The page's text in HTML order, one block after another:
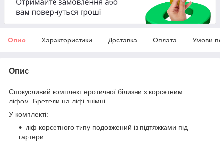
Опис Характеристики Доставка Оплата Умови
Опис
Спокусливий комплект еротичної білизни з корсетним
ліфом. Бретели на ліфі знімні.
У комплекті:
ліф корсетного типу подовжений із підтяжками під
гартери.